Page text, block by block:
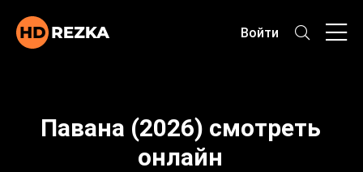
Войти
Павана (2026) смотреть
онлайн